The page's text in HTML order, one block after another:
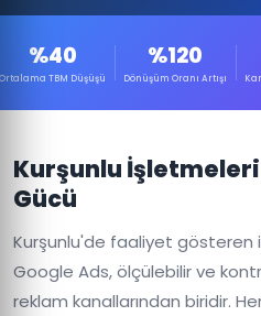
%40
Ortalama TBM Düşüşü
%120
Dönüşüm Oranı Artışı
Kurşunlu
Gücü
Kurşunlu'de faaliyet gösteren
Google Ads, ölçülebilir ve
reklam kanallarından biridir.